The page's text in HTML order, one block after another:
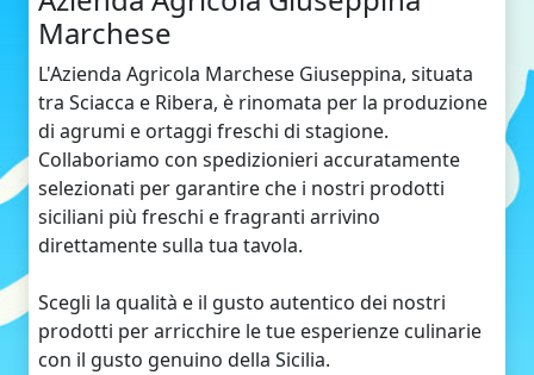
Marchese
L'Azienda Agricola Marchese Giuseppina, situata
tra Sciacca e Ribera, è rinomata per la produzione
di agrumi e ortaggi freschi di stagione.
Collaboriamo con spedizionieri accuratamente
selezionati per garantire che i nostri prodotti
siciliani più freschi e fragranti arrivino
direttamente sulla tua tavola.
Scegli la qualità e il gusto autentico dei nostri
prodotti per arricchire le tue esperienze culinarie
con il gusto genuino della Sicilia.